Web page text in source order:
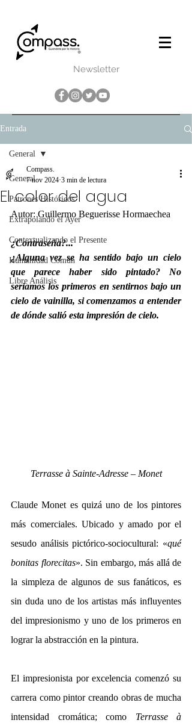
Newsletter
Entrada
General
Patrones Históricos
Extrapolando el Ayer
Contextualizando el Presente
Humanidad Común
Libre Análisis
General
El color del agua
Compass.
7 nov 2024 3 min de lectura
Autor: Guillermo Beguerisse Hormaechea
¿Contraseña?...
¿Alguna vez se ha sentido bajo un cielo
que parece haber sido pintado? No
seriamos los primeros en sentirnos bajo un
cielo de vainilla, si comenzamos a entender
de dónde salió esta impresión de cielo.
Terrasse à Sainte-Adresse – Monet
Claude Monet es quizá uno de los pintores
más comerciales. Ubicado y amado por el
sesudo análisis pictórico-sociocultural: «qué
bonitas florecitas». Sin embargo, más allá de
la simpleza de algunos de sus fanáticos, es
sin duda uno de los artistas más influyentes
del impresionismo y uno de los primeros en
lograr la abstracción en la pintura.
El impresionista por excelencia comenzó su
carrera como pintor creando obras de mucha
intensidad cromática; como Terrasse à